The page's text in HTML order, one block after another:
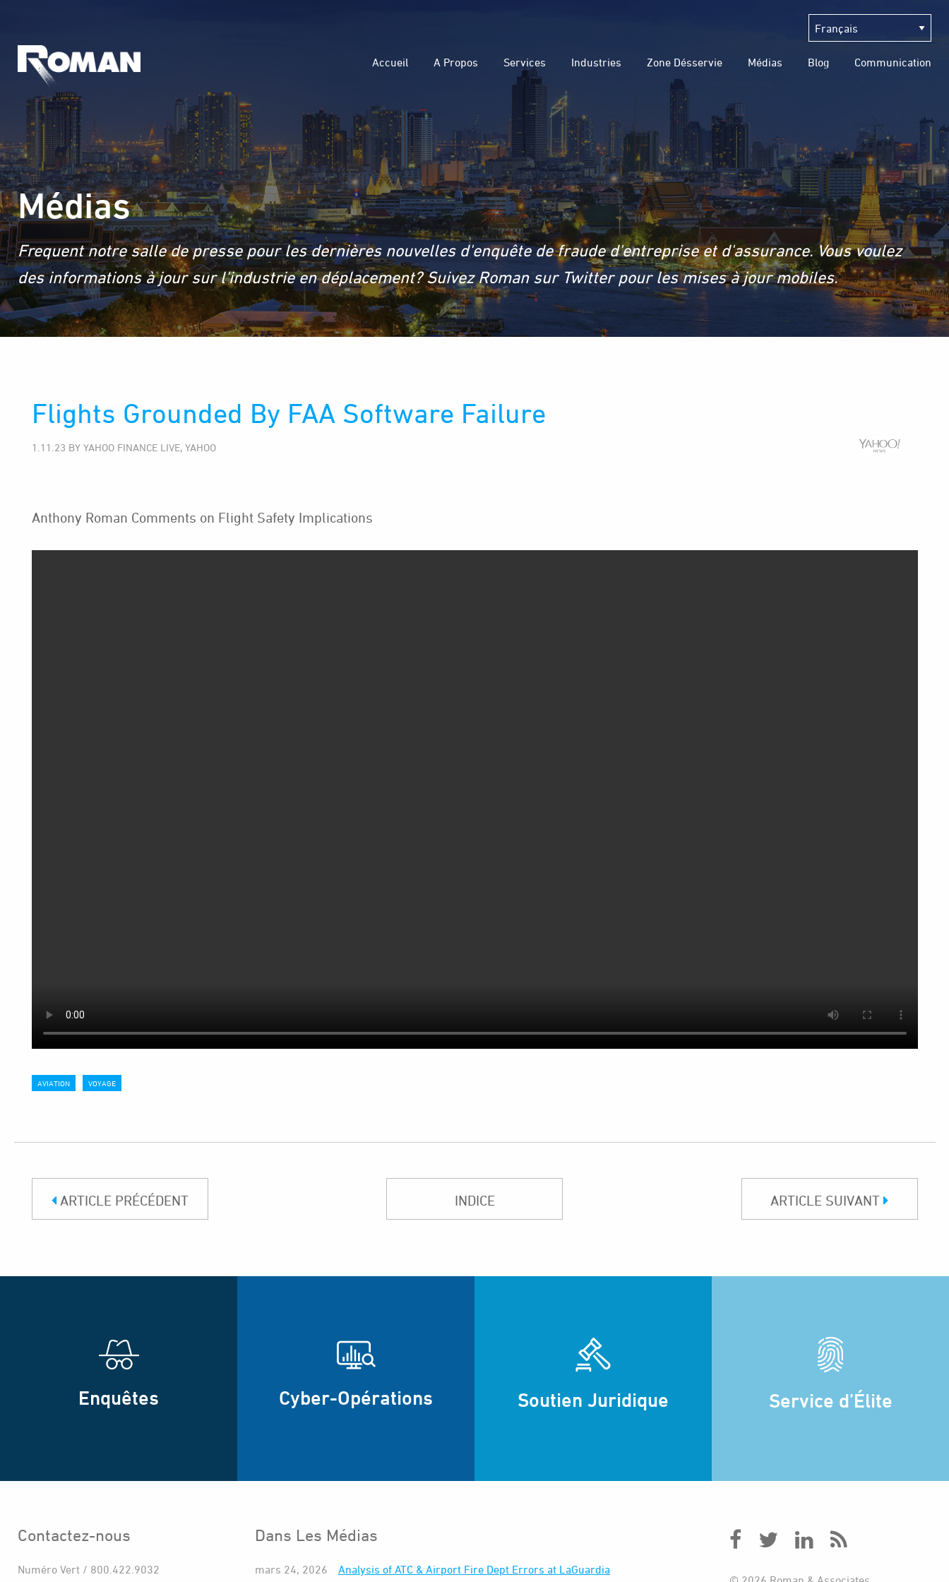
Accueil A Propos Services Industries Zone Désservie Médias Blog Communication
Médias
Frequent notre salle de presse pour les dernières nouvelles d'enquête de fraude d'entreprise et d'assurance. Vous voulez
des informations à jour sur l'industrie en déplacement? Suivez Roman sur Twitter pour les mises à jour mobiles.
Flights Grounded By FAA Software Failure
1.11.23 BY YAHOO FINANCE LIVE, YAHOO
Anthony Roman Comments on Flight Safety Implications
AVIATION VOYAGE
ARTICLE PRÉCÉDENT INDICE ARTICLE SUIVANT
Enquêtes Cyber-Opérations Soutien Juridique Service d’Élite
Contactez-nous
Numéro Vert / 800.422.9032
Dans Les Médias
mars 24, 2026
Analysis of ATC & Airport Fire Dept Errors at LaGuardia